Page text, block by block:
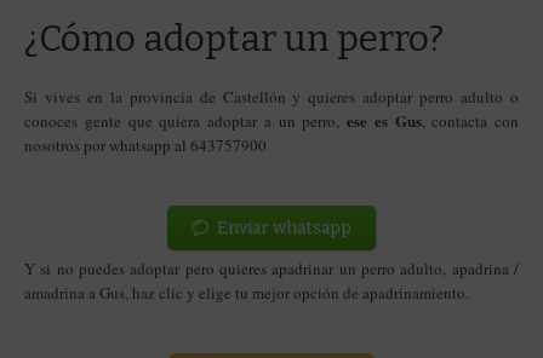
¿Cómo adoptar un perro?
Si vives en la provincia de Castellón y quieres adoptar perro adulto o
conoces gente que quiera adoptar a un perro, ese es Gus, contacta con
nosotros por whatsapp al 643757900
Enviar whatsapp
Y si no puedes adoptar pero quieres apadrinar un perro adulto, apadrina /
amadrina a Gus , haz clic y elige tu mejor opción de apadrinamiento.